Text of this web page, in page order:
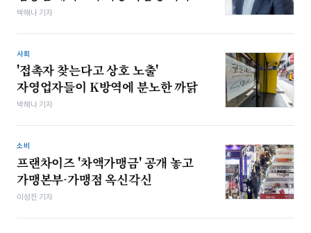
박해나 기자
사회
'접촉자 찾는다고 상호 노출'
자영업자들이 K방역에 분노한 까닭
박해나 기자
소비
프랜차이즈 '차액가맹금' 공개 놓고
가맹본부-가맹점 옥신각신
이성진 기자